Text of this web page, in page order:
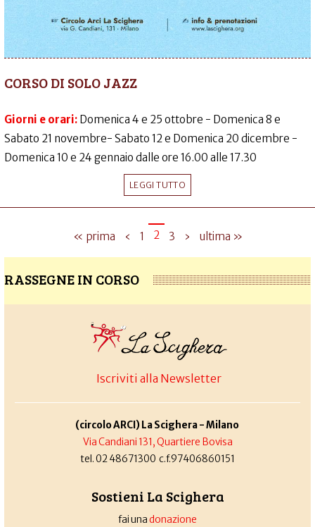
CORSO DI SOLO JAZZ
Giorni e orari: Domenica 4 e 25 ottobre - Domenica 8 e
Sabato 21 novembre- Sabato 12 e Domenica 20 dicembre -
Domenica 10 e 24 gennaio dalle ore 16.00 alle 17.30
LEGGI TUTTO
« prima ‹ 1 2 3 › ultima »
RASSEGNE IN CORSO
Iscriviti alla Newsletter
(circolo ARCI) La Scighera - Milano
Via Candiani 131, Quartiere Bovisa
tel. 02 48671300 c.f.97406860151
Sostieni La Scighera
fai unadonazione